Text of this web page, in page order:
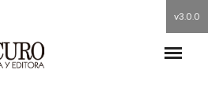
v3.0.0